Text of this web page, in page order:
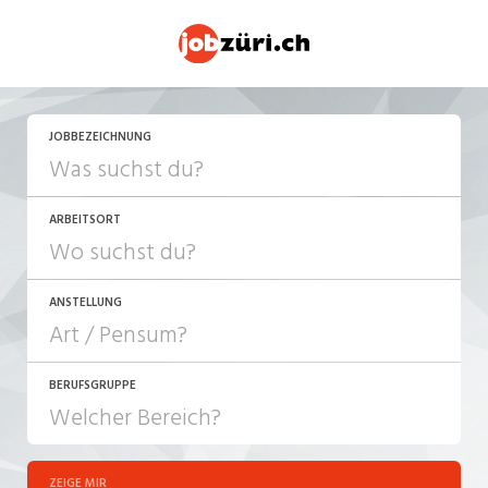
JOBBEZEICHNUNG
ARBEITSORT
ANSTELLUNG
JOB-TYP
Festanstellung
BERUFSGRUPPE
ZEIGE MIR